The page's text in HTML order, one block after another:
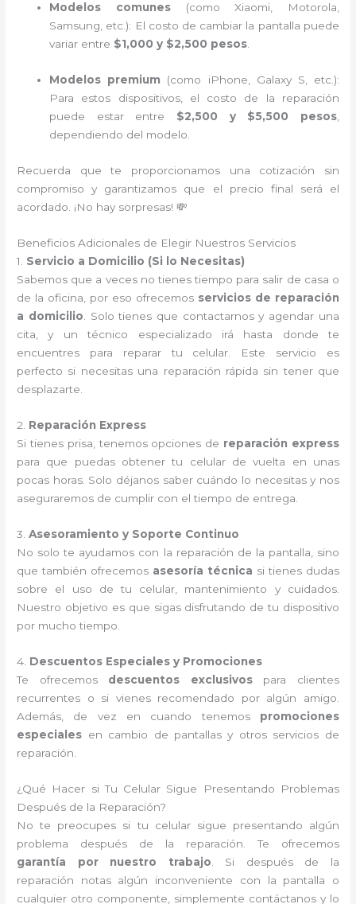
Modelos comunes(como Xiaomi, Motorola,
Samsung, etc.): El costo de cambiar la pantalla puede
variar entre $1,000 y $2,500 pesos.
Modelos premium (como iPhone, Galaxy S, etc.):
Para estos dispositivos, el costo de la reparación
puede estar entre $2,500 y $5,500 pesos,
dependiendo del modelo.
Recuerda que te proporcionamos una cotización sin
compromiso y garantizamos que el precio final será el
acordado. ¡No hay sorpresas! 💸
Beneficios Adicionales de Elegir Nuestros Servicios
1. Servicio a Domicilio (Si lo Necesitas)
Sabemos que a veces no tienes tiempo para salir de casa o
de la oficina, por eso ofrecemos servicios de reparación
a domicilio . Solo tienes que contactarnos y agendar una
cita, y un técnico especializado irá hasta donde te
encuentres para reparar tu celular. Este servicio es
perfecto si necesitas una reparación rápida sin tener que
desplazarte.
2. Reparación Express
Si tienes prisa, tenemos opciones de reparación express
para que puedas obtener tu celular de vuelta en unas
pocas horas. Solo déjanos saber cuándo lo necesitas y nos
aseguraremos de cumplir con el tiempo de entrega.
3.Asesoramiento y Soporte Continuo
No solo te ayudamos con la reparación de la pantalla, sino
que también ofrecemos asesoría técnica si tienes dudas
sobre el uso de tu celular, mantenimiento y cuidados.
Nuestro objetivo es que sigas disfrutando de tu dispositivo
por mucho tiempo.
4. Descuentos Especiales y Promociones
Te ofrecemos descuentos exclusivospara clientes
recurrentes o si vienes recomendado por algún amigo.
Además, de vez en cuando tenemos promociones
especiales en cambio de pantallas y otros servicios de
reparación.
¿Qué Hacer si Tu Celular Sigue Presentando Problemas
Después de la Reparación?
No te preocupes si tu celular sigue presentando algún
problema después de la reparación. Te ofrecemos
garantía por nuestro trabajo . Si después de la
reparación notas algún inconveniente con la pantalla o
cualquier otro componente, simplemente contáctanos y lo